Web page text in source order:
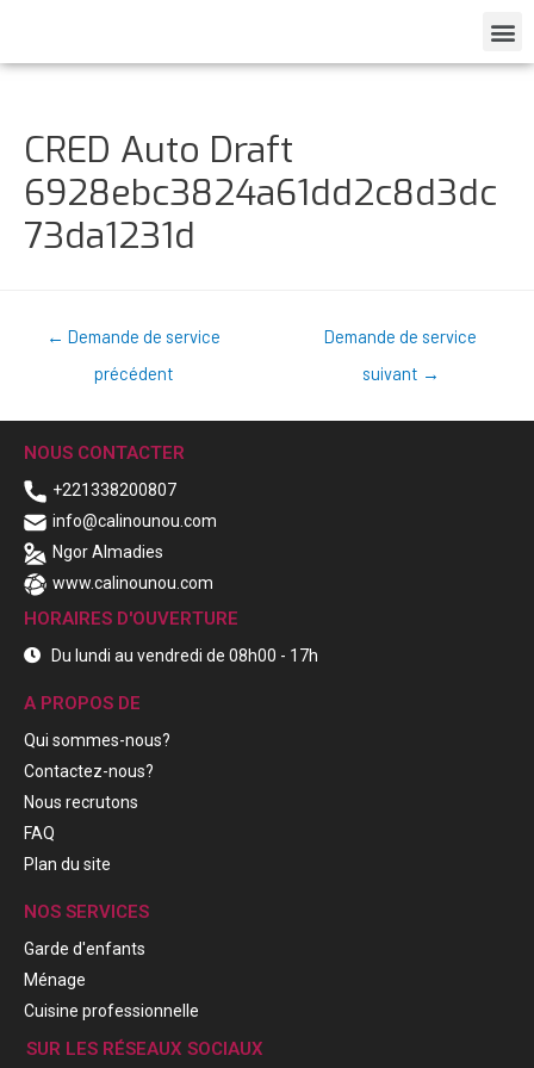
CRED Auto Draft
6928ebc3824a61dd2c8d3dc
73da1231d
← Demande de service
précédent
Demande de service
suivant →
NOUS CONTACTER
+221338200807
info@calinounou.com
Ngor Almadies
www.calinounou.com
HORAIRES D'OUVERTURE
Du lundi au vendredi de 08h00 - 17h
A PROPOS DE
Qui sommes-nous?
Contactez-nous?
Nous recrutons
FAQ
Plan du site
NOS SERVICES
Garde d'enfants
Ménage
Cuisine professionnelle
SUR LES RÉSEAUX SOCIAUX